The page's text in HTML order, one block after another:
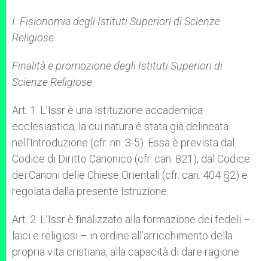
I. Fisionomia degli Istituti Superiori di Scienze
Religiose
Finalità e promozione degli Istituti Superiori di
Scienze Religiose
Art. 1. L’Issr è una Istituzione accademica
ecclesiastica, la cui natura è stata già delineata
nell’Introduzione (cfr. nn. 3-5). Essa è prevista dal
Codice di Diritto Canonico (cfr. can. 821), dal Codice
dei Canoni delle Chiese Orientali (cfr. can. 404 §2) e
regolata dalla presente Istruzione.
Art. 2. L’Issr è finalizzato alla formazione dei fedeli –
laici e religiosi – in ordine all’arricchimento della
propria vita cristiana, alla capacità di dare ragione